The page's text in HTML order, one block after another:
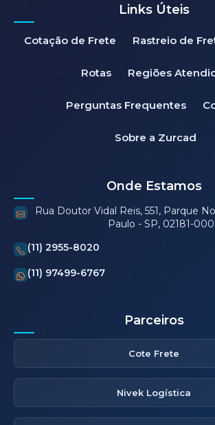
Links Úteis
Cotação de Frete Rastreio de
Rotas Regiões
Perguntas Frequentes
Sobre a Zurcad
Onde Estamos
Rua Doutor Vidal Reis, 551, Parque
Paulo - SP, 02181-000
(11) 2955-8020
(11) 97499-6767
Parceiros
Cote Frete
Nivek Logística